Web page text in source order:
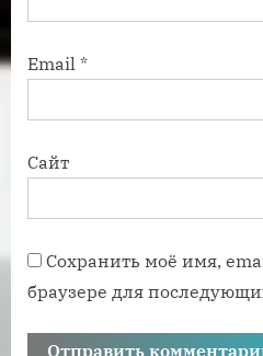
Email *
Сайт
Сохранить моё имя,
браузере для